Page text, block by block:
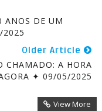
ANOS DE UM
2025
Older Article
CHAMADO: A HORA
✦ 09/05/2025
View More